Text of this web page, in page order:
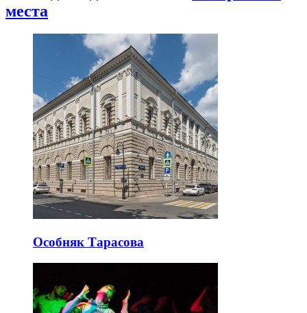
места
Особняк Тарасова